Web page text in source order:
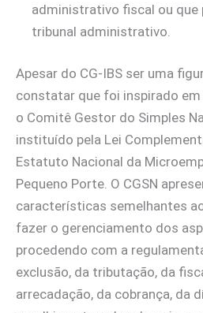
administrativo fiscal ou
tribunal administrativo.
Apesar do CG-IBS ser uma
constatar que foi inspirado em
o Comitê Gestor do Simples
instituído pela Lei
Estatuto Nacional da
Pequeno Porte. O CGSN
características semelhantes
fazer o gerenciamento dos
procedendo com a
exclusão, da tributação, da
arrecadação, da cobrança, da